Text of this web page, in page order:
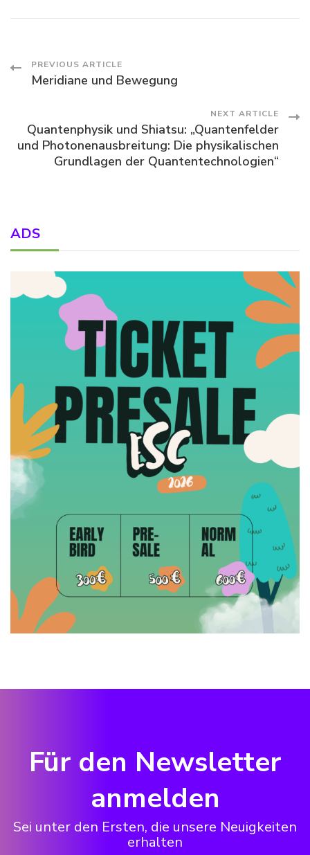
Post
PREVIOUS ARTICLE
Meridiane und Bewegung
NEXT ARTICLE
Quantenphysik und Shiatsu: „Quantenfelder
und Photonenausbreitung: Die physikalischen
Grundlagen der Quantentechnologien“
ADS
Für den Newsletter
anmelden
Sei unter den Ersten, die unsere Neuigkeiten
erhalten